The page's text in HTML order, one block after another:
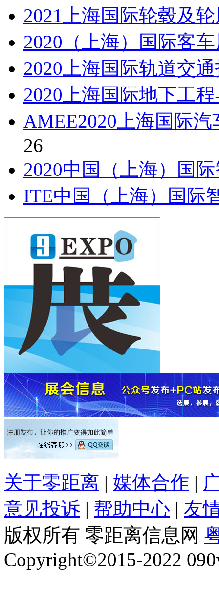
2021上海国际轮毂及
2020（上海）国际客
2020上海国际轨道交
2020上海国际地下工
AMEE2020上海国际
26
2020中国（上海）国
ITE中国（上海）国际
关于零距离 | 媒体合作 |
意见投诉 | 帮助中心 | 友
版权所有 零距离信息网
Copyright©2015-2022